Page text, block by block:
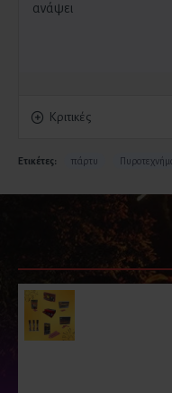
ανάψει
Κριτικές
Ετικέτες: πάρτυ
ΠΑΡΟΜΟΙΑ ΠΡΟΪΟΝΤΑ
47.00€